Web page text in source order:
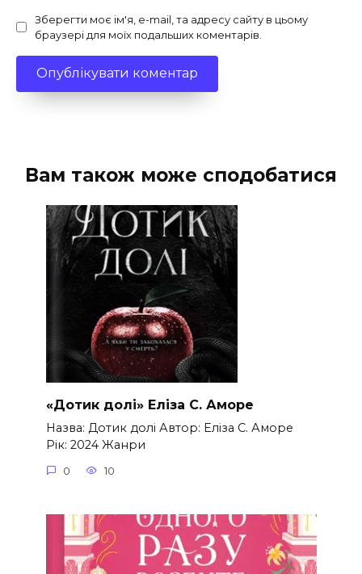
Зберегти моє ім'я, e-mail, та адресу сайту в цьому
браузері для моїх подальших коментарів.
Вам також може сподобатися
«Дотик долі» Еліза С. Аморе
Назва: Дотик долі Автор: Еліза С. Аморе
Рік: 2024 Жанри
0 10